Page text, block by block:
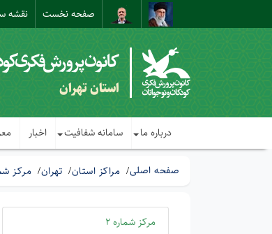
صفحه نخست نقشه
استان تهران
درباره ما سامانه شفافیت اخبار
صفحه اصلی مراکز استان تهران مرکز
مرکز شماره 2